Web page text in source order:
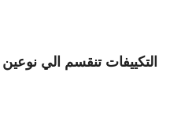
التكييفات تنقسم الي